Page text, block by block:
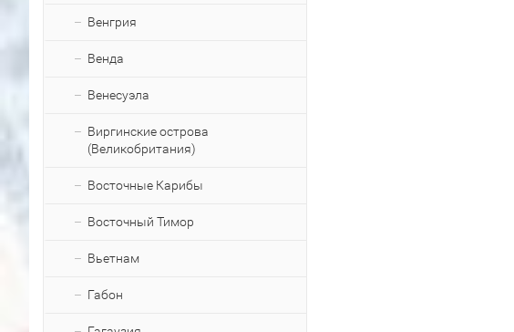
Венгрия
Венда
Венесуэла
Виргинские острова
(Великобритания)
Восточные Карибы
Восточный Тимор
Вьетнам
Габон